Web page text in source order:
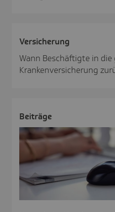
Versi­che­rung
Wann Beschäftigte in die
Krankenversicherung
Beiträge